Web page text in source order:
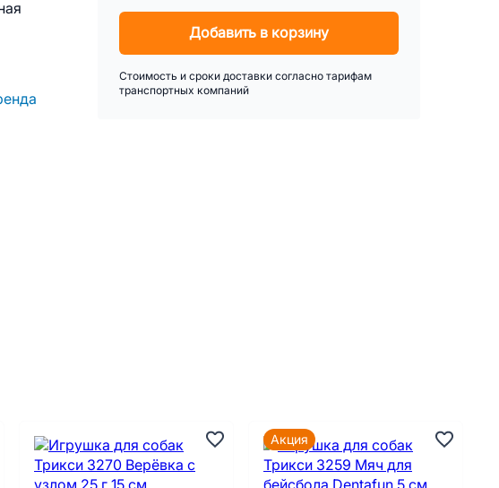
Добавить в корзину
Стоимость и сроки доставки согласно тарифам
транспортных компаний
Акция